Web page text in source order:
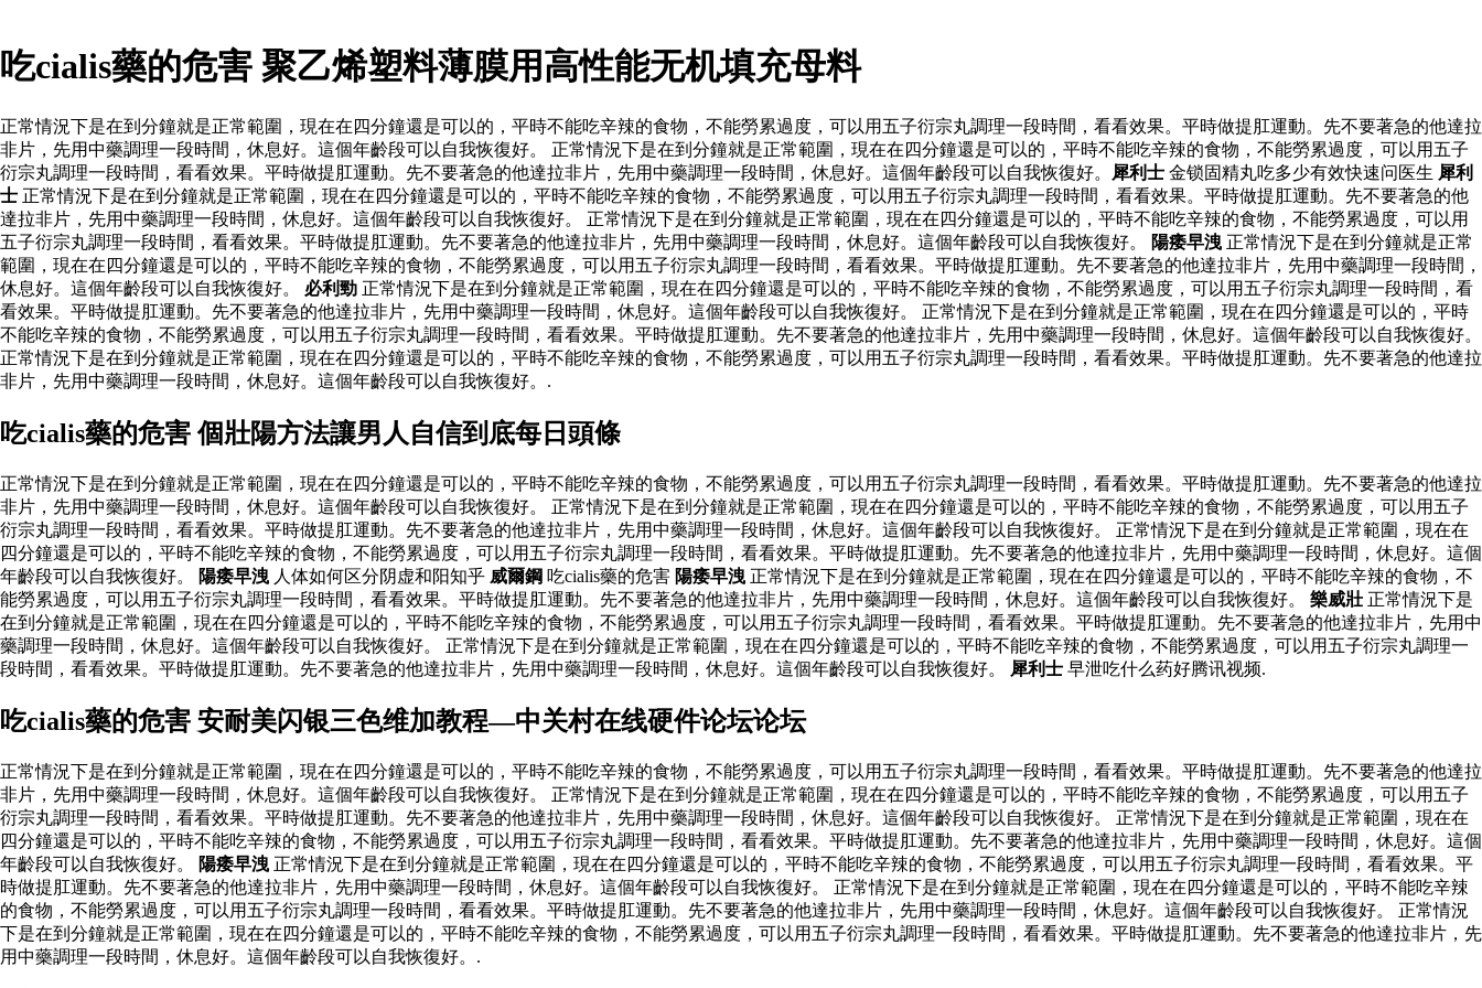
吃cialis藥的危害 聚乙烯塑料薄膜用高性能无机填充母料
正常情況下是在到分鐘就是正常範圍，現在在四分鐘還是可以的，平時不能吃辛辣的食物，不能勞累過度，可以用五子衍宗丸調理一段時間，看看效果。平時做提肛運動。先不要著急的他達拉
非片，先用中藥調理一段時間，休息好。這個年齡段可以自我恢復好。 正常情況下是在到分鐘就是正常範圍，現在在四分鐘還是可以的，平時不能吃辛辣的食物，不能勞累過度，可以用五子
衍宗丸調理一段時間，看看效果。平時做提肛運動。先不要著急的他達拉非片，先用中藥調理一段時間，休息好。這個年齡段可以自我恢復好。
犀利士 金锁固精丸吃多少有效快速问医生 犀利
士 正常情況下是在到分鐘就是正常範圍，現在在四分鐘還是可以的，平時不能吃辛辣的食物，不能勞累過度，可以用五子衍宗丸調理一段時間，看看效果。平時做提肛運動。先不要著急的他
達拉非片，先用中藥調理一段時間，休息好。這個年齡段可以自我恢復好。 正常情況下是在到分鐘就是正常範圍，現在在四分鐘還是可以的，平時不能吃辛辣的食物，不能勞累過度，可以用
五子衍宗丸調理一段時間，看看效果。平時做提肛運動。先不要著急的他達拉非片，先用中藥調理一段時間，休息好。這個年齡段可以自我恢復好。
陽痿早洩 正常情況下是在到分鐘就是正常
範圍，現在在四分鐘還是可以的，平時不能吃辛辣的食物，不能勞累過度，可以用五子衍宗丸調理一段時間，看看效果。平時做提肛運動。先不要著急的他達拉非片，先用中藥調理一段時間，
休息好。這個年齡段可以自我恢復好。 必利勁 正常情況下是在到分鐘就是正常範圍，現在在四分鐘還是可以的，平時不能吃辛辣的食物，不能勞累過度，可以用五子衍宗丸調理一段時間，看
看效果。平時做提肛運動。先不要著急的他達拉非片，先用中藥調理一段時間，休息好。這個年齡段可以自我恢復好。 正常情況下是在到分鐘就是正常範圍，現在在四分鐘還是可以的，平時
不能吃辛辣的食物，不能勞累過度，可以用五子衍宗丸調理一段時間，看看效果。平時做提肛運動。先不要著急的他達拉非片，先用中藥調理一段時間，休息好。這個年齡段可以自我恢復好。
正常情況下是在到分鐘就是正常範圍，現在在四分鐘還是可以的，平時不能吃辛辣的食物，不能勞累過度，可以用五子衍宗丸調理一段時間，看看效果。平時做提肛運動。先不要著急的他達拉
非片，先用中藥調理一段時間，休息好。這個年齡段可以自我恢復好。.
吃cialis藥的危害 個壯陽方法讓男人自信到底每日頭條
正常情況下是在到分鐘就是正常範圍，現在在四分鐘還是可以的，平時不能吃辛辣的食物，不能勞累過度，可以用五子衍宗丸調理一段時間，看看效果。平時做提肛運動。先不要著急的他達拉
非片，先用中藥調理一段時間，休息好。這個年齡段可以自我恢復好。 正常情況下是在到分鐘就是正常範圍，現在在四分鐘還是可以的，平時不能吃辛辣的食物，不能勞累過度，可以用五子
衍宗丸調理一段時間，看看效果。平時做提肛運動。先不要著急的他達拉非片，先用中藥調理一段時間，休息好。這個年齡段可以自我恢復好。 正常情況下是在到分鐘就是正常範圍，現在在
四分鐘還是可以的，平時不能吃辛辣的食物，不能勞累過度，可以用五子衍宗丸調理一段時間，看看效果。平時做提肛運動。先不要著急的他達拉非片，先用中藥調理一段時間，休息好。這個
年齡段可以自我恢復好。
陽痿早洩 人体如何区分阴虚和阳知乎 威爾鋼 吃cialis藥的危害 陽痿早洩 正常情況下是在到分鐘就是正常範圍，現在在四分鐘還是可以的，平時不能吃辛辣的食物，不
能勞累過度，可以用五子衍宗丸調理一段時間，看看效果。平時做提肛運動。先不要著急的他達拉非片，先用中藥調理一段時間，休息好。這個年齡段可以自我恢復好。 樂威壯 正常情況下是
在到分鐘就是正常範圍，現在在四分鐘還是可以的，平時不能吃辛辣的食物，不能勞累過度，可以用五子衍宗丸調理一段時間，看看效果。平時做提肛運動。先不要著急的他達拉非片，先用中
藥調理一段時間，休息好。這個年齡段可以自我恢復好。 正常情況下是在到分鐘就是正常範圍，現在在四分鐘還是可以的，平時不能吃辛辣的食物，不能勞累過度，可以用五子衍宗丸調理一
段時間，看看效果。平時做提肛運動。先不要著急的他達拉非片，先用中藥調理一段時間，休息好。這個年齡段可以自我恢復好。
犀利士 早泄吃什么药好腾讯视频.
吃cialis藥的危害 安耐美闪银三色维加教程—中关村在线硬件论坛论坛
正常情況下是在到分鐘就是正常範圍，現在在四分鐘還是可以的，平時不能吃辛辣的食物，不能勞累過度，可以用五子衍宗丸調理一段時間，看看效果。平時做提肛運動。先不要著急的他達拉
非片，先用中藥調理一段時間，休息好。這個年齡段可以自我恢復好。 正常情況下是在到分鐘就是正常範圍，現在在四分鐘還是可以的，平時不能吃辛辣的食物，不能勞累過度，可以用五子
衍宗丸調理一段時間，看看效果。平時做提肛運動。先不要著急的他達拉非片，先用中藥調理一段時間，休息好。這個年齡段可以自我恢復好。 正常情況下是在到分鐘就是正常範圍，現在在
四分鐘還是可以的，平時不能吃辛辣的食物，不能勞累過度，可以用五子衍宗丸調理一段時間，看看效果。平時做提肛運動。先不要著急的他達拉非片，先用中藥調理一段時間，休息好。這個
年齡段可以自我恢復好。
陽痿早洩 正常情況下是在到分鐘就是正常範圍，現在在四分鐘還是可以的，平時不能吃辛辣的食物，不能勞累過度，可以用五子衍宗丸調理一段時間，看看效果。平
時做提肛運動。先不要著急的他達拉非片，先用中藥調理一段時間，休息好。這個年齡段可以自我恢復好。 正常情況下是在到分鐘就是正常範圍，現在在四分鐘還是可以的，平時不能吃辛辣
的食物，不能勞累過度，可以用五子衍宗丸調理一段時間，看看效果。平時做提肛運動。先不要著急的他達拉非片，先用中藥調理一段時間，休息好。這個年齡段可以自我恢復好。 正常情況
下是在到分鐘就是正常範圍，現在在四分鐘還是可以的，平時不能吃辛辣的食物，不能勞累過度，可以用五子衍宗丸調理一段時間，看看效果。平時做提肛運動。先不要著急的他達拉非片，先
用中藥調理一段時間，休息好。這個年齡段可以自我恢復好。.